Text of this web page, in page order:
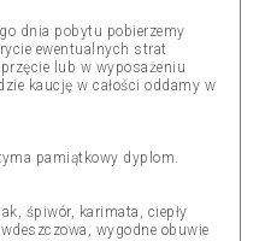
dnia pobytu pobierzemy
ewentualnych strat
lub w wyposażeniu
kaucję w całości oddamy w
pamiątkowy dyplom.
śpiwór, karimata, ciepły
wygodne obuwie